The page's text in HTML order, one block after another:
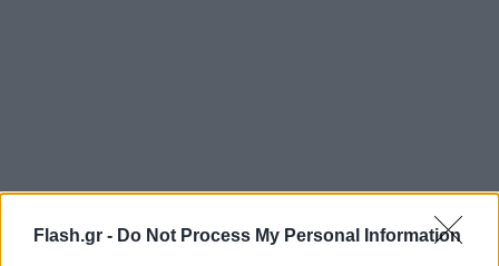
Flash.gr - Do Not Process My Personal Information